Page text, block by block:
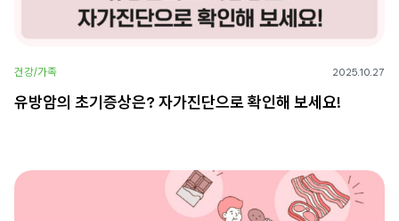
건강/가족 2025.10.27
유방암의 초기증상은? 자가진단으로 확인해 보세요!